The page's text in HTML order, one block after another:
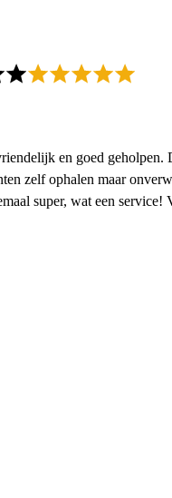
en goed
zelf ophalen maar
super, wat een